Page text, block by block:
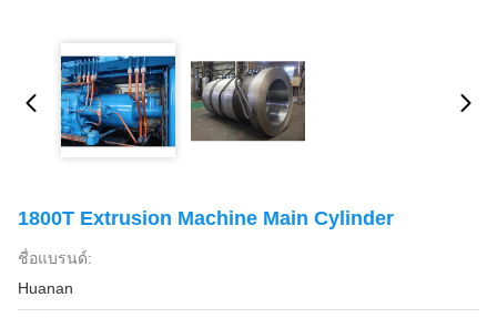
1800T Extrusion Machine Main Cylinder
ชื่อแบรนด์:
Huanan